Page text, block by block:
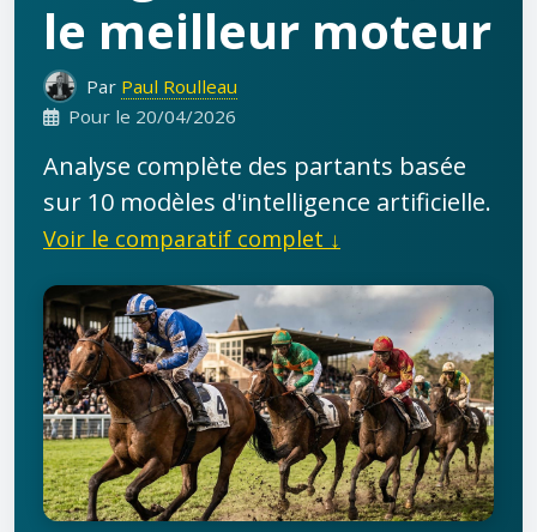
le meilleur moteur
Par Paul Roulleau
Pour le 20/04/2026
Analyse complète des partants basée
sur 10 modèles d'intelligence artificielle.
Voir le comparatif complet ↓